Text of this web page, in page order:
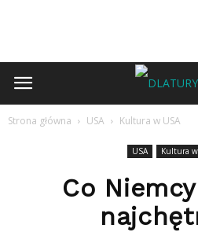
Strona główna USA Kultura w USA
USA Kultura
Co